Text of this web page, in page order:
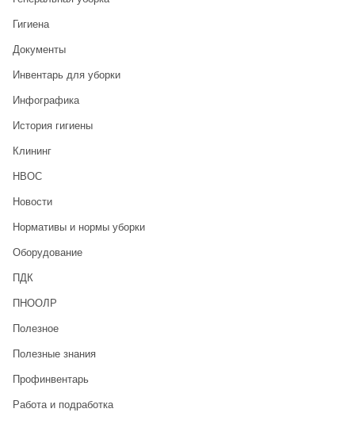
Гигиена
Документы
Инвентарь для уборки
Инфографика
История гигиены
Клининг
НВОС
Новости
Нормативы и нормы уборки
Оборудование
ПДК
ПНООЛР
Полезное
Полезные знания
Профинвентарь
Работа и подработка